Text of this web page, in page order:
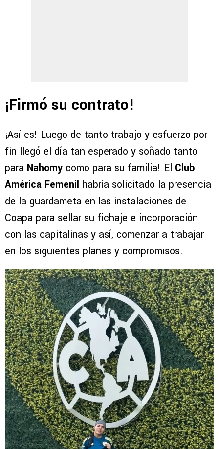
¡Firmó su contrato!
¡Así es! Luego de tanto trabajo y esfuerzo por
fin llegó el día tan esperado y soñado tanto
para Nahomy como para su familia! El Club
América Femenil habría solicitado la presencia
de la guardameta en las instalaciones de
Coapa para sellar su fichaje e incorporación
con las capitalinas y así, comenzar a trabajar
en los siguientes planes y compromisos.